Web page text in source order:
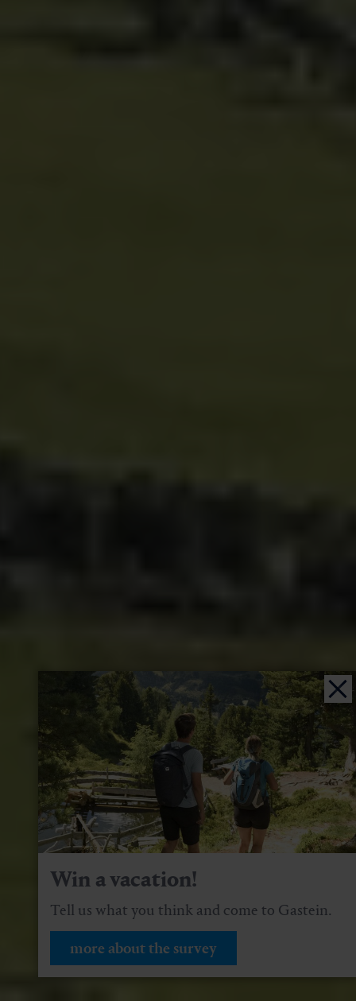
Win a vacation!
Tell us what you think and come to Gastein.
more about the survey